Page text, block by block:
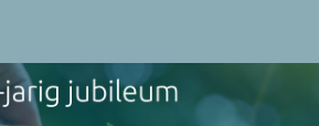
al meer dan 35 jaar
en